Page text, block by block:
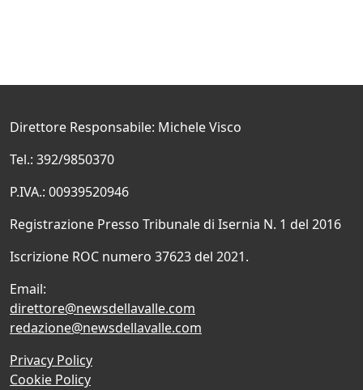
Direttore Responsabile: Michele Visco
Tel.: 392/9850370
P.IVA.: 00939520946
Registrazione Presso Tribunale di Isernia N. 1 del 2016
Iscrizione ROC numero 37623 del 2021.
Email:
direttore@newsdellavalle.com
redazione@newsdellavalle.com
Privacy Policy
Cookie Policy